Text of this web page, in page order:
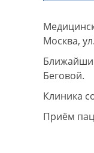
Москва,
Беговой.
Клиника
Приём